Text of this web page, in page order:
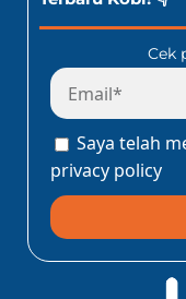
Cek
Saya telah
privacy policy